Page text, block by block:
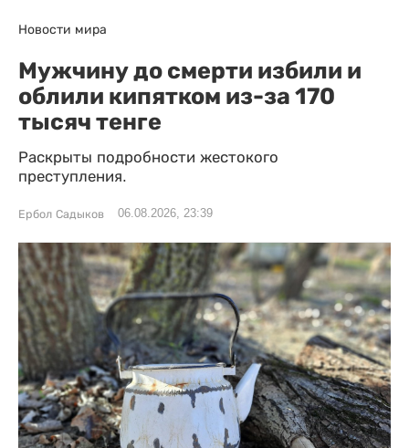
Новости мира
Мужчину до смерти избили и
облили кипятком из-за 170
тысяч тенге
Раскрыты подробности жестокого
преступления.
Ербол Садыков 06.08.2026, 23:39